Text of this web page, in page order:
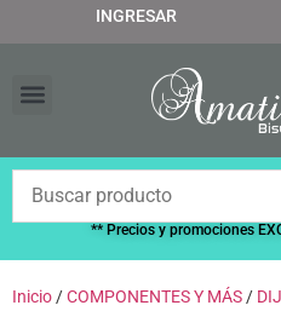
INGRESAR
** Precios y promociones
Inicio /COMPONENTES Y MÁS /